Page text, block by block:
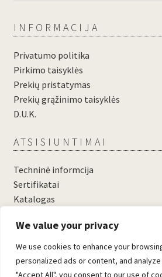
We value your privacy
We use cookies to enhance your
personalized ads or content, and
"Accept All", you consent to our use of
INFORMACIJA
Privatumo politika
Pirkimo taisyklės
Prekių pristatymas
Prekių grąžinimo taisyklės
D.U.K.
ATSISIUNTIMAI
Techninė informcija
Sertifikatai
Katalogas
....